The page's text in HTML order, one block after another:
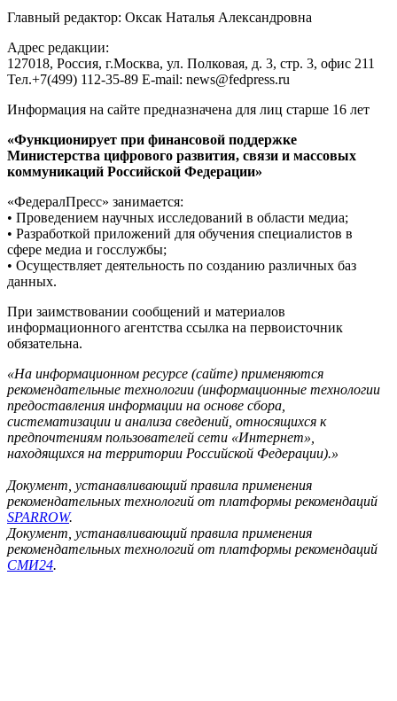
Главный редактор: Оксак Наталья Александровна
Адрес редакции:
127018, Россия, г.Москва, ул. Полковая, д. 3, стр. 3, офис 211
Тел.+7(499) 112-35-89 E-mail: news@fedpress.ru
Информация на сайте предназначена для лиц старше 16 лет
«Функционирует при финансовой поддержке
Министерства цифрового развития, связи и массовых
коммуникаций Российской Федерации»
«ФедералПресс» занимается:
• Проведением научных исследований в области медиа;
• Разработкой приложений для обучения специалистов в
сфере медиа и госслужбы;
• Осуществляет деятельность по созданию различных баз
данных.
При заимствовании сообщений и материалов
информационного агентства ссылка на первоисточник
обязательна.
«На информационном ресурсе (сайте) применяются
рекомендательные технологии (информационные технологии
предоставления информации на основе сбора,
систематизации и анализа сведений, относящихся к
предпочтениям пользователей сети «Интернет»,
находящихся на территории Российской Федерации).»
Документ, устанавливающий правила применения
рекомендательных технологий от платформы рекомендаций
SPARROW.
Документ, устанавливающий правила применения
рекомендательных технологий от платформы рекомендаций
СМИ24.